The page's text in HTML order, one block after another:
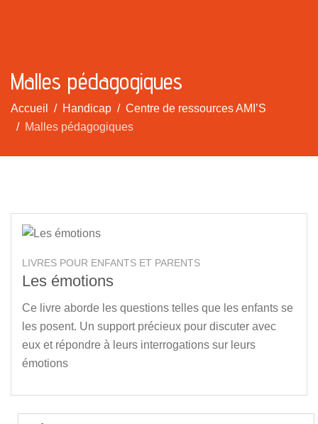
Malles pédagogiques
Accueil Handicap
Centre de ressources AMI’S
Malles pédagogiques
LIVRES POUR ENFANTS ET PARENTS
Les émotions
Ce livre aborde les questions telles que les enfants se
les posent. Un support précieux pour discuter avec
eux et répondre à leurs interrogations sur leurs
émotions